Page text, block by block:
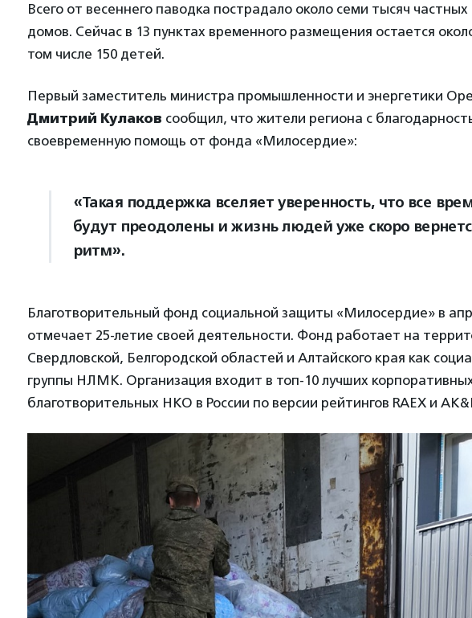
Всего от весеннего паводка пострадало около семи тысяч
домов. Сейчас в 13 пунктах временного размещения остается
том числе 150 детей.
Первый заместитель министра промышленности и энергетики
Дмитрий Кулаков сообщил, что жители региона с
своевременную помощь от фонда «Милосердие»:
«Такая поддержка вселяет уверенность, что все
будут преодолены и жизнь людей уже скоро
ритм».
Благотворительный фонд социальной защиты «Милосердие» в
отмечает 25-летие своей деятельности. Фонд работает на
Свердловской, Белгородской областей и Алтайского края как
группы НЛМК. Организация входит в топ-10 лучших
благотворительных НКО в России по версии рейтингов RAEX и